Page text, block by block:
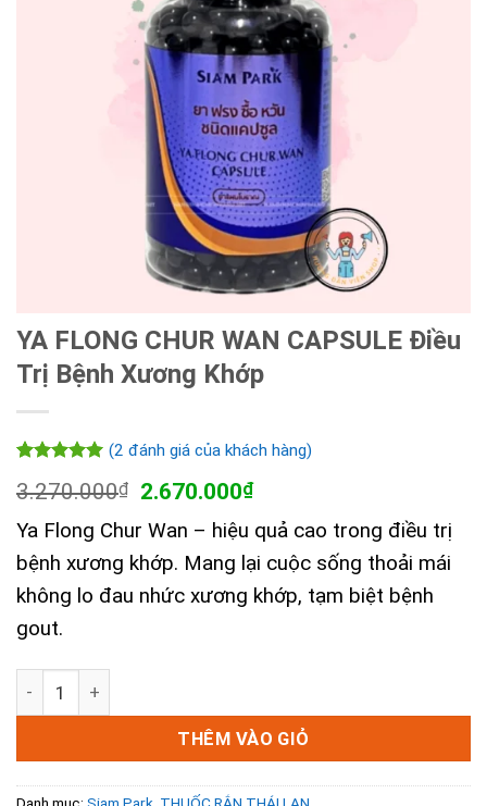
YA FLONG CHUR WAN CAPSULE Điều
Trị Bệnh Xương Khớp
dựa trên
(2 đánh giá của khách hàng)
3.270.000₫
Giá
là:
3.270.000₫.
2.670.000₫Giá
tại
là:
2.670.000₫.
Ya Flong Chur Wan – hiệu quả cao trong điều trị
bệnh xương khớp. Mang lại cuộc sống thoải mái
không lo đau nhức xương khớp, tạm biệt bệnh
gout.
THÊM VÀO GIỎ